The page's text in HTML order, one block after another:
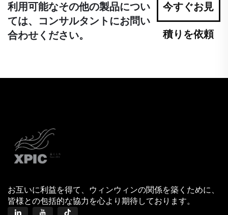
利用可能なその他の製品につい
ては、コンサルタントにお問い
合わせください。
今すぐお見
積りを依頼
お互いに利益を得て、ウィンウィンの関係を築くために、
皆様との包括的な協力を心より期待しております。